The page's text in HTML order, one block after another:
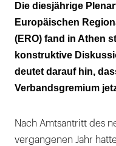
Die diesjährige
Europäischen
(ERO) fand in Athen
konstruktive
deutet darauf hin,
Verbandsgremium
Nach Amtsantritt des
vergangenen Jahr